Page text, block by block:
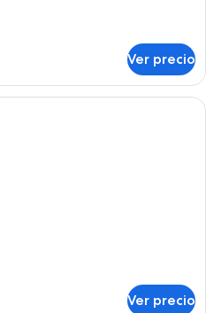
Ver precio
Una habitación de hotel con una
Ver precio